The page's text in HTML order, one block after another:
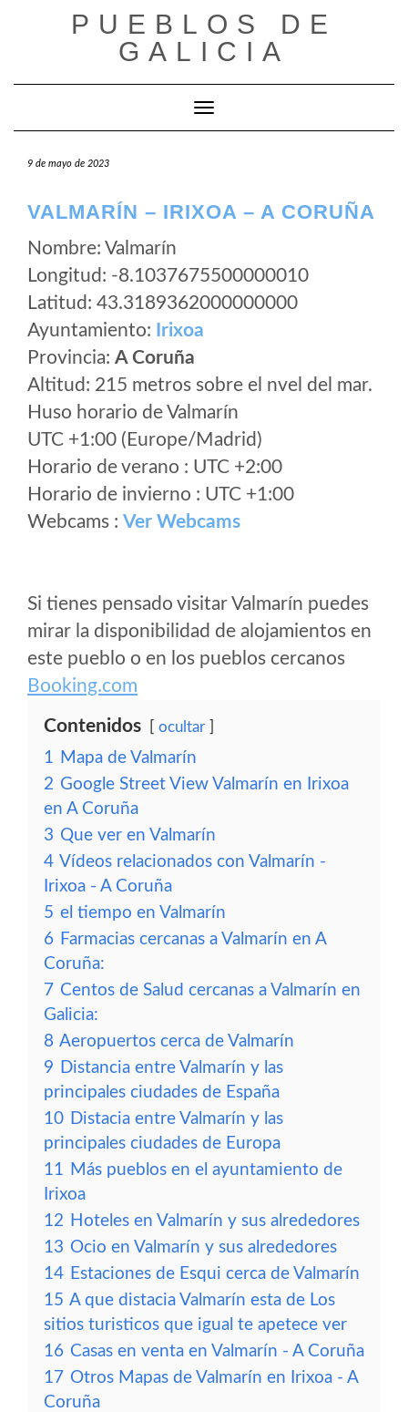
PUEBLOS DE
GALICIA
Cambiar modo de navegación
9 de mayo de 2023
VALMARÍN – IRIXOA – A CORUÑA
Nombre: Valmarín
Longitud: -8.1037675500000010
Latitud: 43.3189362000000000
Ayuntamiento:
Irixoa
Provincia: A Coruña
Altitud: 215 metros sobre el nvel del mar.
Huso horario de Valmarín
UTC +1:00 (Europe/Madrid)
Horario de verano : UTC +2:00
Horario de invierno : UTC +1:00
Webcams : Ver Webcams
Si tienes pensado visitar Valmarín puedes
mirar la disponibilidad de alojamientos en
este pueblo o en los pueblos cercanos
Booking.com
Contenidos ocultar
1 Mapa de Valmarín
2 Google Street View Valmarín en Irixoa
en A Coruña
3 Que ver en Valmarín
4 Vídeos relacionados con Valmarín -
Irixoa - A Coruña
5 el tiempo en Valmarín
6 Farmacias cercanas a Valmarín en A
Coruña:
7 Centos de Salud cercanas a Valmarín en
Galicia:
8 Aeropuertos cerca de Valmarín
9 Distancia entre Valmarín y las
principales ciudades de España
10 Distacia entre Valmarín y las
principales ciudades de Europa
11 Más pueblos en el ayuntamiento de
Irixoa
12 Hoteles en Valmarín y sus alrededores
13 Ocio en Valmarín y sus alrededores
14 Estaciones de Esqui cerca de Valmarín
15 A que distacia Valmarín esta de Los
sitios turisticos que igual te apetece ver
16 Casas en venta en Valmarín - A Coruña
17 Otros Mapas de Valmarín en Irixoa - A
Coruña